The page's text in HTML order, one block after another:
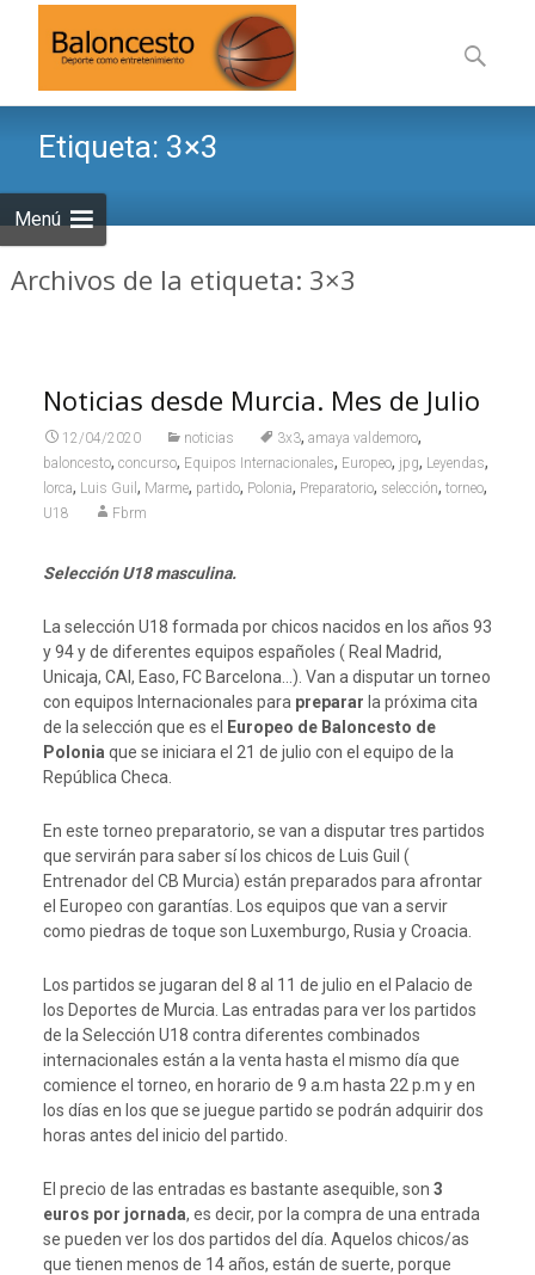
Menú
alBuscar:
Etiqueta: 3×3
Archivos de la etiqueta: 3×3
Noticias desde Murcia. Mes de Julio
12/04/2020 noticias 3x3, amaya valdemoro,
baloncesto, concurso, Equipos Internacionales, Europeo, jpg, Leyendas,
lorca, Luis Guil , Marme, partido, Polonia, Preparatorio, selección, torneo,
U18 Fbrm
Selección U18 masculina.
La selección U18 formada por chicos nacidos en los años 93
y 94 y de diferentes equipos españoles ( Real Madrid,
Unicaja, CAI, Easo, FC Barcelona…). Van a disputar un torneo
con equipos Internacionales para preparar la próxima cita
de la selección que es el
Europeo de Baloncesto de
Polonia que se iniciara el 21 de julio con el equipo de la
República Checa.
En este torneo preparatorio, se van a disputar tres partidos
que servirán para saber sí los chicos de Luis Guil (
Entrenador del CB Murcia) están preparados para afrontar
el Europeo con garantías. Los equipos que van a servir
como piedras de toque son Luxemburgo, Rusia y Croacia.
Los partidos se jugaran del 8 al 11 de julio en el Palacio de
los Deportes de Murcia. Las entradas para ver los partidos
de la Selección U18 contra diferentes combinados
internacionales están a la venta hasta el mismo día que
comience el torneo, en horario de 9 a.m hasta 22 p.m y en
los días en los que se juegue partido se podrán adquirir dos
horas antes del inicio del partido.
El precio de las entradas es bastante asequible, son 3
euros por jornada, es decir, por la compra de una entrada
se pueden ver los dos partidos del día. Aquelos chicos/as
que tienen menos de 14 años, están de suerte, porque